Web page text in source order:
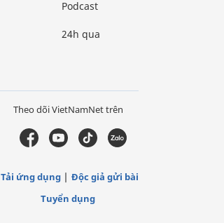
Podcast
24h qua
Theo dõi VietNamNet trên
Tải ứng dụng
Độc giả gửi bài
Tuyển dụng